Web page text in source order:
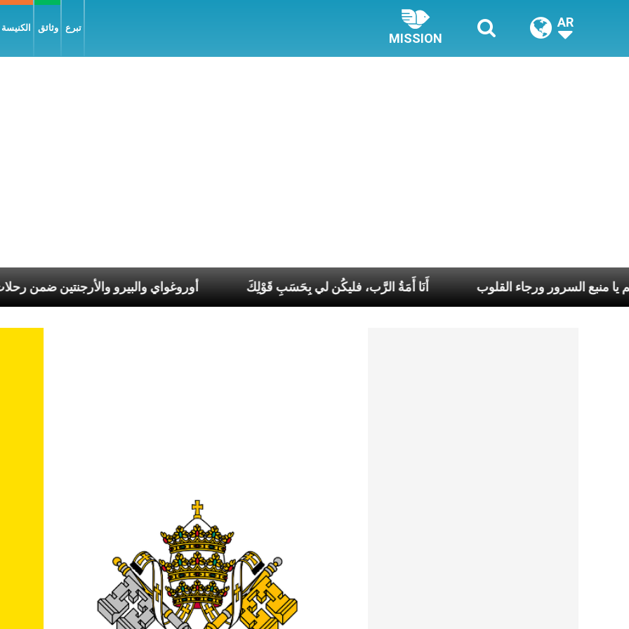
وثائق تبرع
MISSION
AR
أوروغواي والبيرو أَنَا أَمَةُ الرَّب، فليكُن لي بِحَسَبِ قَوْلِكَ يا مريم يا منبع السرور ورجاء القلوب